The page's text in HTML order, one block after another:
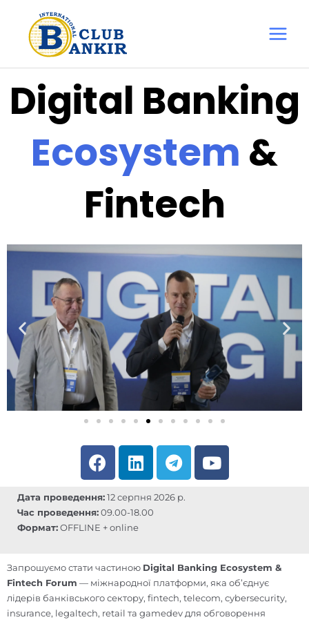
Menu
Digital Banking
Ecosystem &
Fintech
F
a
e
b
k
L
i
k
e
n
T
e
e
m
Y
o
Дата проведення: 12 серпня 2026 р.
Час проведення: 09.00-18.00
Формат: OFFLINE + online
Запрошуємо стати частиною Digital Banking Ecosystem &
Fintech Forum — міжнародної платформи, яка об’єднує
лідерів банківського сектору, fintech, telecom, cybersecurity,
insurance, legaltech, retail та gamedev для обговорення